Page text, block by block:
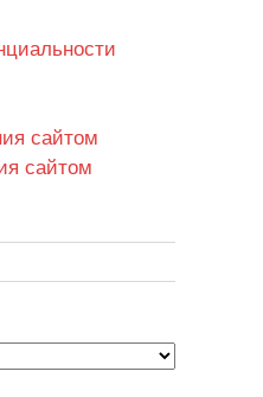
сайтом
сайтом